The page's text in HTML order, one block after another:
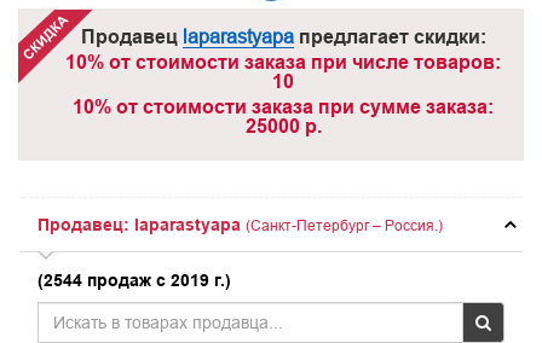
Продавец laparastyapaпредлагает скидки:
10% от стоимости заказа при числе товаров:
10
10% от стоимости заказа при сумме заказа:
25000 р.
Продавец: laparastyapa (Санкт-Петербург – Россия.)
(2544 продаж с 2019 г.)